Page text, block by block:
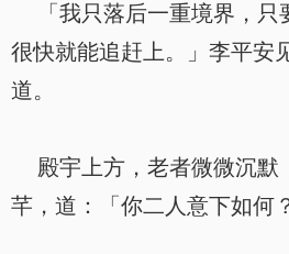
「我只落后一重境界，只
很快就能追赶上。」李平安
道。
殿宇上方，老者微微沉默
芊，道：「你二人意下如何